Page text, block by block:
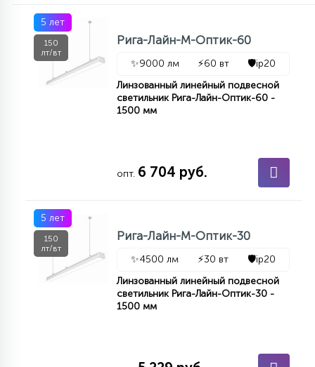
5 лет
150
лт/вт
Рига-Лайн-М-Оптик-60
✨9000 лм ⚡60 вт 🛡️ip20
Линзованный линейный подвесной
светильник Рига-Лайн-Оптик-60 -
1500 мм
опт. 6 704 руб.
5 лет
150
лт/вт
Рига-Лайн-М-Оптик-30
✨4500 лм ⚡30 вт 🛡️ip20
Линзованный линейный подвесной
светильник Рига-Лайн-Оптик-30 -
1500 мм